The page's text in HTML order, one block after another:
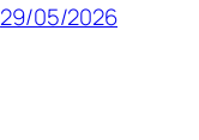
29/05/2026